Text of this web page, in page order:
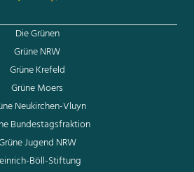
Die Grünen
Grüne NRW
Grüne Krefeld
Grüne Moers
Neukirchen-Vluyn
Bundestagsfraktion
Jugend NRW
Böll-Stiftung